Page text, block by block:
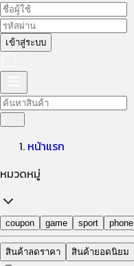
เข้าสู่ระบบ
หมวดหมู่ทั้งหมด
หน้าแรก
หมวดหมู่
coupon game sport phone
Speaker
สินค้าลดราคา
สินค้ายอดนิยม